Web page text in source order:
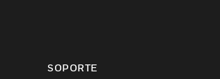
SOPORTE